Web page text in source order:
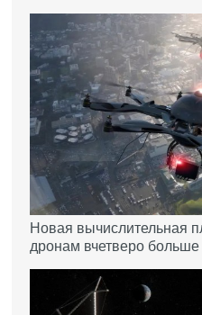
Новая вычислительная
дронам вчетверо